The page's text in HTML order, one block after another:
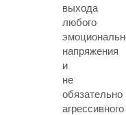
выхода
любого
напряжения
и
не
обязательно
агрессивного